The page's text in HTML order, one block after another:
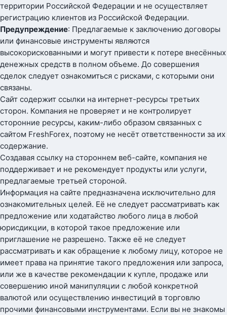
территории Российской Федерации и не осуществляет
регистрацию клиентов из Российской Федерации.
Предупреждение: Предлагаемые к заключению договоры
или финансовые инструменты являются
высокорискованными и могут привести к потере внесённых
денежных средств в полном объеме. До совершения
сделок следует ознакомиться с рисками, с которыми они
связаны.
Сайт содержит ссылки на интернет-ресурсы третьих
сторон. Компания не проверяет и не контролирует
сторонние ресурсы, каким-либо образом связанных с
сайтом FreshForex, поэтому не несёт ответственности за их
содержание.
Создавая ссылку на стороннем веб-сайте, компания не
поддерживает и не рекомендует продукты или услуги,
предлагаемые третьей стороной.
Информация на сайте предназначена исключительно для
ознакомительных целей. Её не следует рассматривать как
предложение или ходатайство любого лица в любой
юрисдикции, в которой такое предложение или
приглашение не разрешено. Также её не следует
рассматривать и как обращение к любому лицу, которое не
имеет права на принятие такого предложения или запроса,
или же в качестве рекомендации к купле, продаже или
совершению иной манипуляции с любой конкретной
валютой или осуществлению инвестиций в торговлю
прочими финансовыми инструментами. Если вы не знакомы